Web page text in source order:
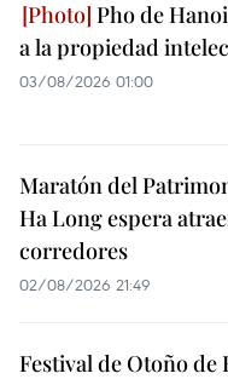
Pho de
a la propiedad
03/08/2026 01:00
Maratón del
Ha Long espera
corredores
02/08/2026 21:49
Festival de Otoño de